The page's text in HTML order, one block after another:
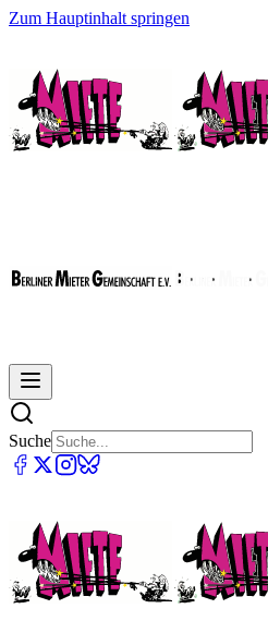
Zum Hauptinhalt springen
Suche